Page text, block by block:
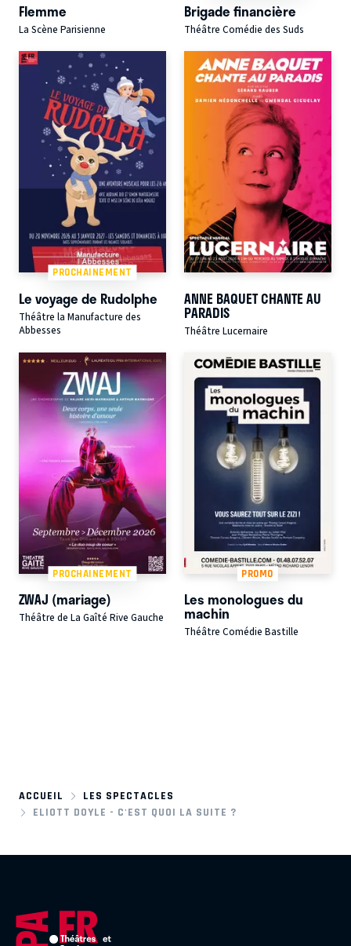
Flemme
La Scène Parisienne
Brigade financière
Théâtre Comédie des Suds
PROCHAINEMENT
Le voyage de Rudolphe
Théâtre la Manufacture des
Abbesses
ANNE BAQUET CHANTE AU
PARADIS
Théâtre Lucernaire
PROCHAINEMENT
ZWAJ (mariage)
Théâtre de La Gaîté Rive Gauche
PROMO
Les monologues du
machin
Théâtre Comédie Bastille
ACCUEIL
LES SPECTACLES
ELIOTT DOYLE - C'EST QUOI LA SUITE ?